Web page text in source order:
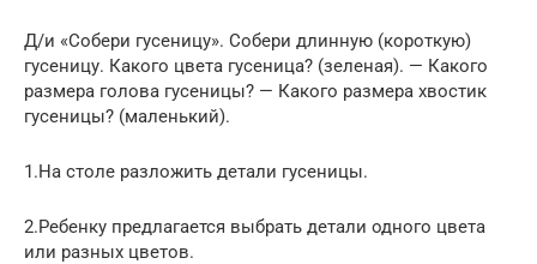
Д/и «Собери гусеницу». Собери длинную (короткую)
гусеницу. Какого цвета гусеница? (зеленая). — Какого
размера голова гусеницы? — Какого размера хвостик
гусеницы? (маленький).
1.На столе разложить детали гусеницы.
2.Ребенку предлагается выбрать детали одного цвета
или разных цветов.